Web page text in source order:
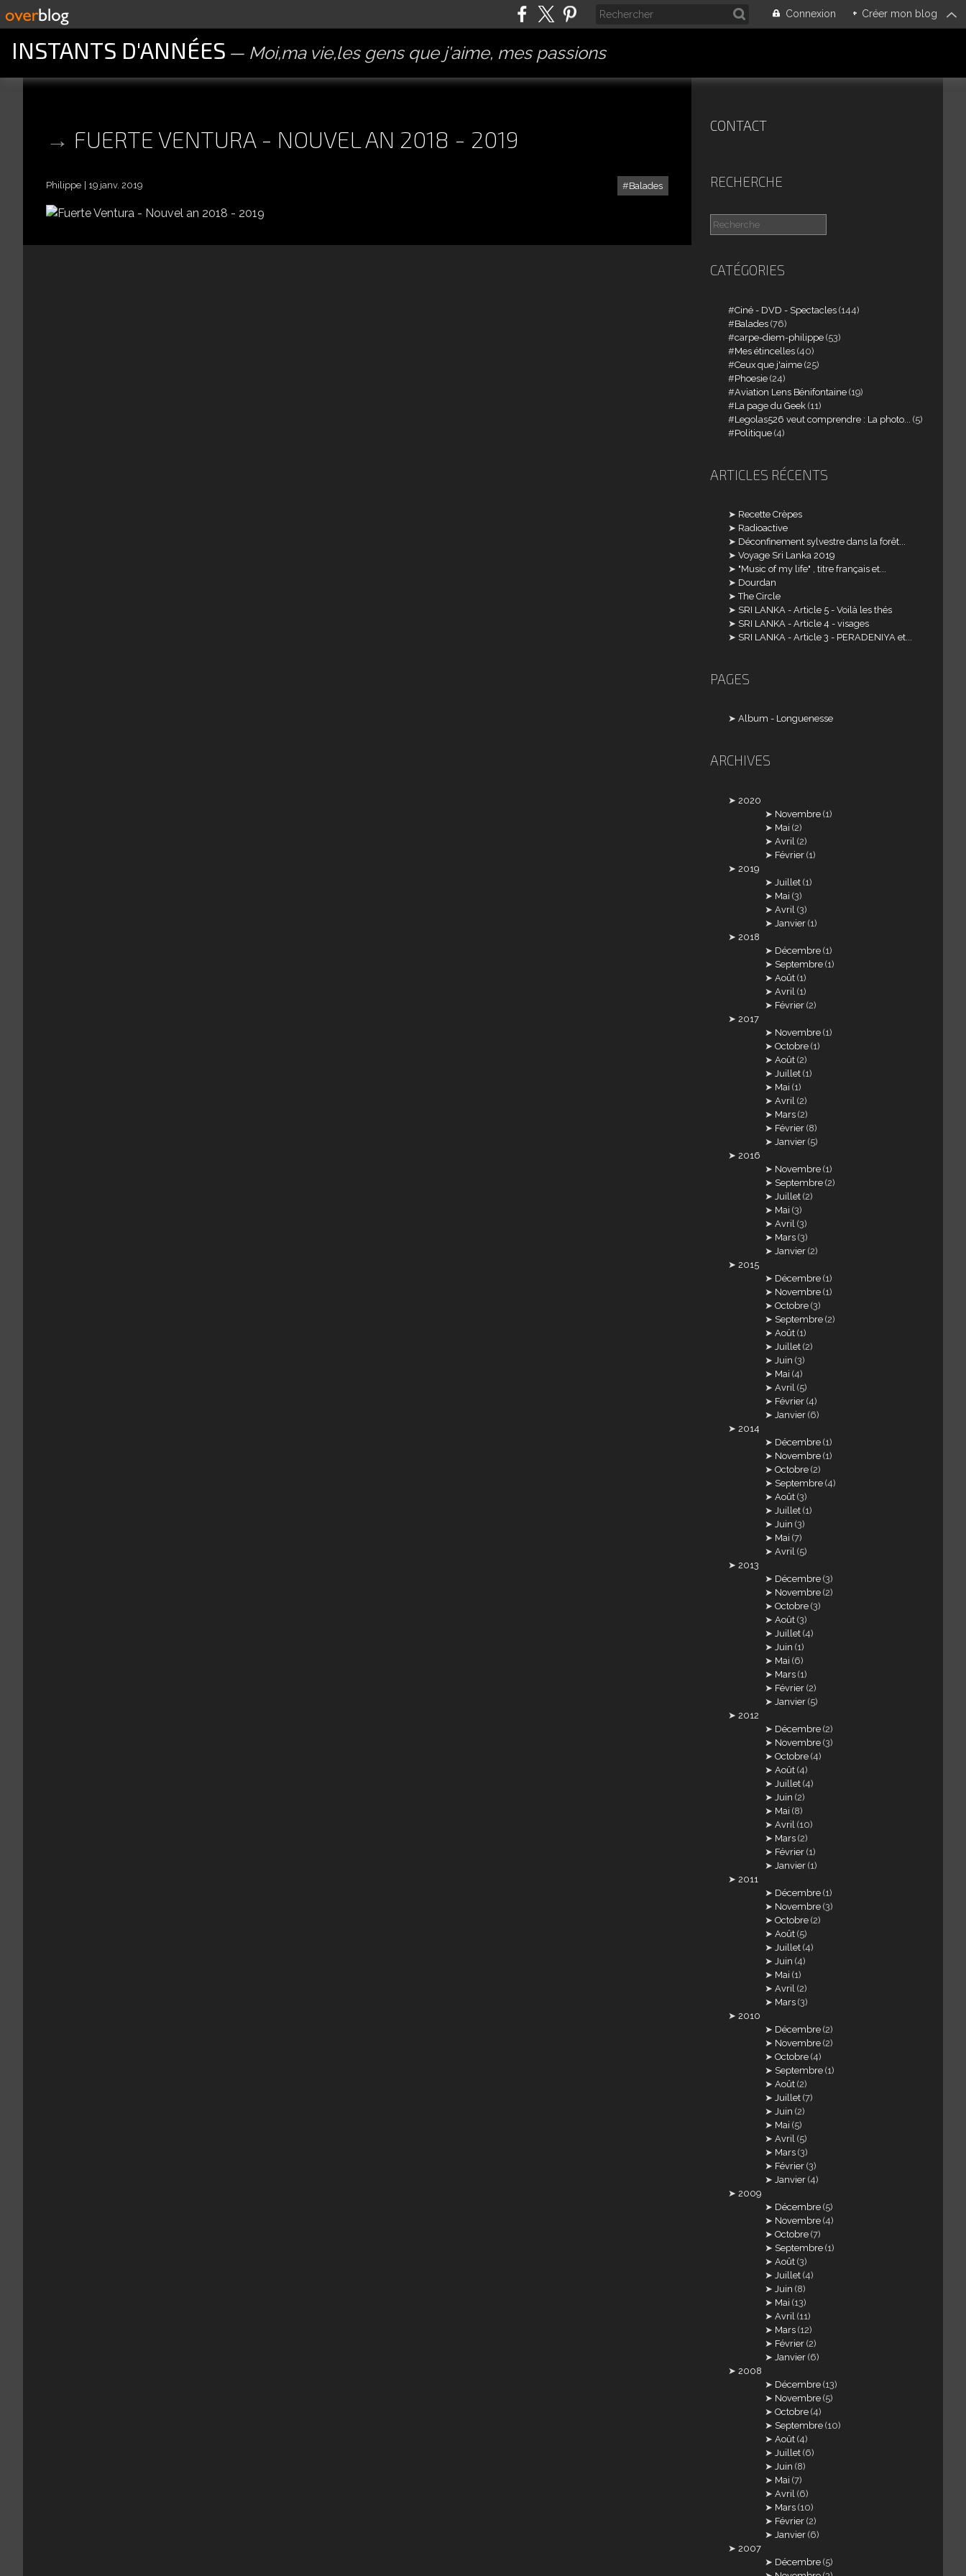
Connexion + Créer mon blog
INSTANTS D'ANNÉES Moi,ma vie,les gens que j'aime, mes passions
FUERTE VENTURA - NOUVEL AN 2018 - 2019
Balades
Philippe 19 janv. 2019 FUERTE VENTURA - NOUVEL AN 2018 - 2019
CONTACT
RECHERCHE
CATÉGORIES
Ciné - DVD - Spectacles (144)
Balades (76)
carpe-diem-philippe (53)
Mes étincelles (40)
Ceux que j'aime (25)
Phoesie (24)
Aviation Lens Bénifontaine (19)
La page du Geek (11)
Legolas526 veut comprendre : La photo...
(5)
Politique (4)
ARTICLES RÉCENTS
Recette Crèpes
Radioactive
Déconfinement sylvestre dans la forêt...
Voyage Sri Lanka 2019
"Music of my life" , titre français et...
Dourdan
The Circle
SRI LANKA - Article 5 - Voilà les thés
SRI LANKA - Article 4 - visages
SRI LANKA - Article 3 - PERADENIYA et...
PAGES
Album - Longuenesse
ARCHIVES
2020
Novembre (1)
Mai (2)
Avril (2)
Février (1)
2019
Juillet (1)
Mai (3)
Avril (3)
Janvier (1)
2018
Décembre (1)
Septembre (1)
Août (1)
Avril (1)
Février (2)
2017
Novembre (1)
Octobre (1)
Août (2)
Juillet (1)
Mai (1)
Avril (2)
Mars (2)
Février (8)
Janvier (5)
2016
Novembre (1)
Septembre (2)
Juillet (2)
Mai (3)
Avril (3)
Mars (3)
Janvier (2)
2015
Décembre (1)
Novembre (1)
Octobre (3)
Septembre (2)
Août (1)
Juillet (2)
Juin (3)
Mai (4)
Avril (5)
Février (4)
Janvier (6)
2014
Décembre (1)
Novembre (1)
Octobre (2)
Septembre (4)
Août (3)
Juillet (1)
Juin (3)
Mai (7)
Avril (5)
2013
Décembre (3)
Novembre (2)
Octobre (3)
Août (3)
Juillet (4)
Juin (1)
Mai (6)
Mars (1)
Février (2)
Janvier (5)
2012
Décembre (2)
Novembre (3)
Octobre (4)
Août (4)
Juillet (4)
Juin (2)
Mai (8)
Avril (10)
Mars (2)
Février (1)
Janvier (1)
2011
Décembre (1)
Novembre (3)
Octobre (2)
Août (5)
Juillet (4)
Juin (4)
Mai (1)
Avril (2)
Mars (3)
2010
Décembre (2)
Novembre (2)
Octobre (4)
Septembre (1)
Août (2)
Juillet (7)
Juin (2)
Mai (5)
Avril (5)
Mars (3)
Février (3)
Janvier (4)
2009
Décembre (5)
Novembre (4)
Octobre (7)
Septembre (1)
Août (3)
Juillet (4)
Juin (8)
Mai (13)
Avril (11)
Mars (12)
Février (2)
Janvier (6)
2008
Décembre (13)
Novembre (5)
Octobre (4)
Septembre (10)
Août (4)
Juillet (6)
Juin (8)
Mai (7)
Avril (6)
Mars (10)
Février (2)
Janvier (6)
2007
Décembre (5)